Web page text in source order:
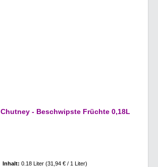
Apfel-Birne Chutney - Beschwipste Früchte 0,18L
Inhalt: 0.18 Liter (31,94 € / 1 Liter)